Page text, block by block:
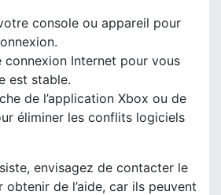
console ou appareil pour
connexion Internet pour vous
est stable.
de l’application Xbox ou de
éliminer les conflits logiciels
envisagez de contacter le
de l’aide, car ils peuvent